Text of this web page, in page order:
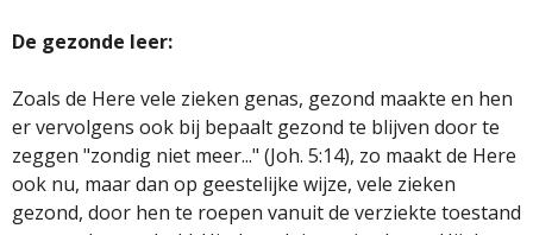
De gezonde leer:
Zoals de Here vele zieken genas, gezond maakte en hen
er vervolgens ook bij bepaalt gezond te blijven door te
zeggen "zondig niet meer..." (Joh. 5:14), zo maakt de Here
ook nu, maar dan op geestelijke wijze, vele zieken
gezond, door hen te roepen vanuit de verziekte toestand